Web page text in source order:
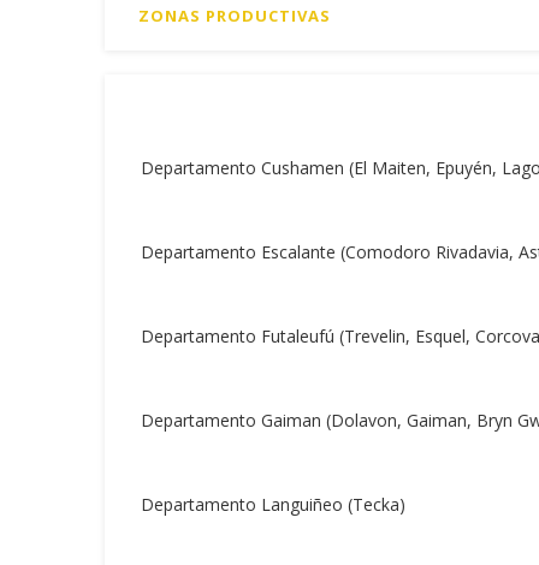
ZONAS PRODUCTIVAS
Departamento Cushamen (El Maiten, Epuyén,
Departamento Escalante (Comodoro Rivadavia,
Departamento Futaleufú (Trevelin, Esquel,
Departamento Gaiman (Dolavon, Gaiman, Bryn
Departamento Languiñeo (Tecka)